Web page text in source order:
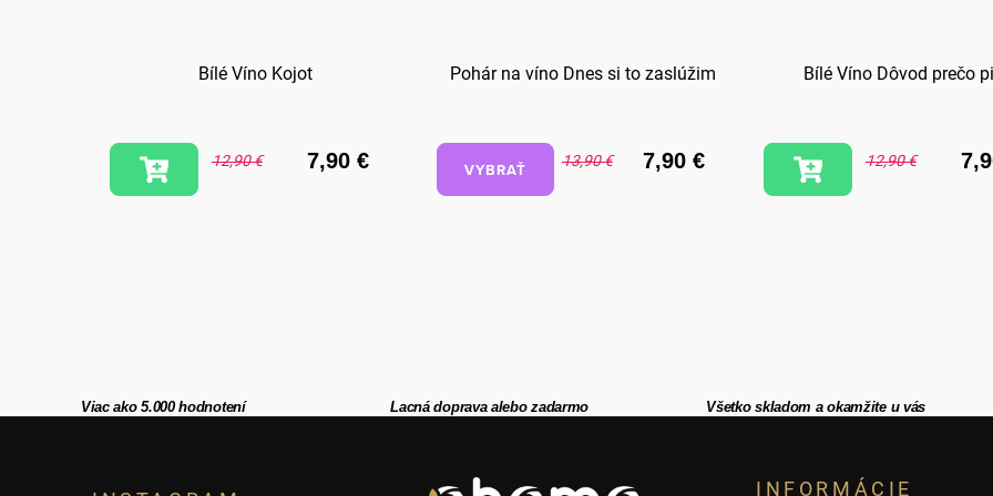
Bílé Víno Kojot
12,90 € 7,90 €
Pohár na víno Dnes si to zaslúžim
13,90 € 7,90 €
VYBRAŤ
Bílé Víno Dôvod prečo
12,90 €
Viac ako 5.000 hodnotení Lacná doprava alebo zadarmo Všetko skladom a okamžite u vás
INFORMÁCIE